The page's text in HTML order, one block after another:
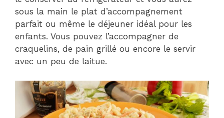
sous la main le plat d’accompagnement
parfait ou même le déjeuner idéal pour les
enfants. Vous pouvez l’accompagner de
craquelins, de pain grillé ou encore le servir
avec un peu de laitue.